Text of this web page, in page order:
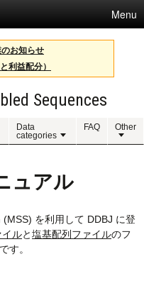
Menu
お知らせ
利益配分）
Sequences
Data
categories
FAQ Other
ュアル
を利用して DDBJ に登
イルと塩基配列ファイルのフ
す。